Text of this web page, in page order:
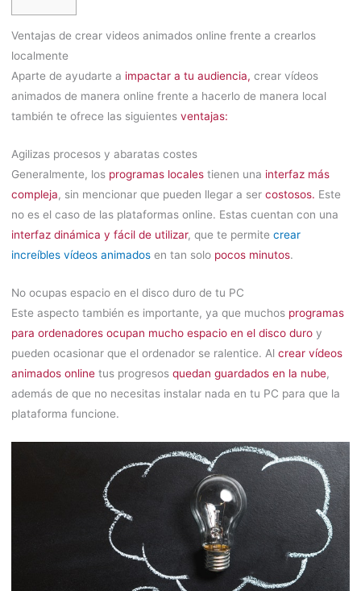
Ventajas de crear videos animados online frente a crearlos
localmente
Aparte de ayudarte a impactar a tu audiencia, crear vídeos
animados de manera online frente a hacerlo de manera local
también te ofrece las siguientes ventajas:
Agilizas procesos y abaratas costes
Generalmente, los programas locales tienen una interfaz más
compleja, sin mencionar que pueden llegar a ser costosos. Este
no es el caso de las plataformas online. Estas cuentan con una
interfaz dinámica y fácil de utilizar, que te permite crear
increíbles vídeos animados en tan solo pocos minutos.
No ocupas espacio en el disco duro de tu PC
Este aspecto también es importante, ya que muchos programas
para ordenadores ocupan mucho espacio en el disco duro y
pueden ocasionar que el ordenador se ralentice. Al crear vídeos
animados online tus progresos quedan guardados en la nube,
además de que no necesitas instalar nada en tu PC para que la
plataforma funcione.